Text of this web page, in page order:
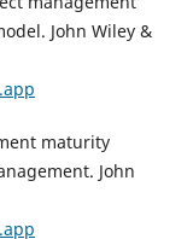
John Wiley &
maturity
John